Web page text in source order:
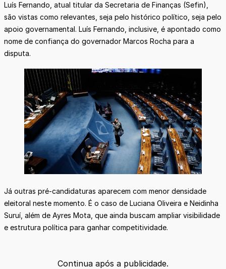
Luís Fernando, atual titular da Secretaria de Finanças (Sefin),
são vistas como relevantes, seja pelo histórico político, seja pelo
apoio governamental. Luís Fernando, inclusive, é apontado como
nome de confiança do governador Marcos Rocha para a
disputa.
Já outras pré-candidaturas aparecem com menor densidade
eleitoral neste momento. É o caso de Luciana Oliveira e Neidinha
Suruí, além de Ayres Mota, que ainda buscam ampliar visibilidade
e estrutura política para ganhar competitividade.
Continua após a publicidade.